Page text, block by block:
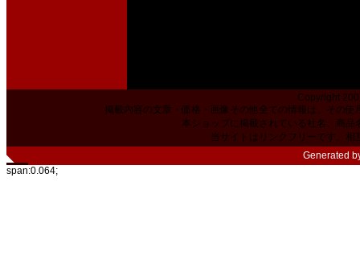
Copyright
掲載内容の文章・価格・画像その他全ての情報は、その
本ショップに掲載されている社名、商
当サイトはリンクフリーです。相
Generated
span:0.064;